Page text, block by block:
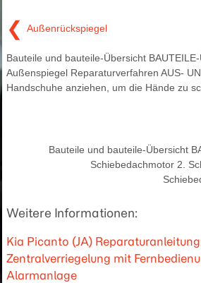
❮ Außenrückspiegel
Bauteile und bauteile-Übersicht
Außenspiegel Reparaturverfahren AUS-
Handschuhe anziehen, um die Hände zu
Bauteile und bauteile-Übersicht
Schiebedachmotor 2.
Weitere Informationen:
Kia Picanto (JA)
Zentralverriegelung mit
Alarmanlage